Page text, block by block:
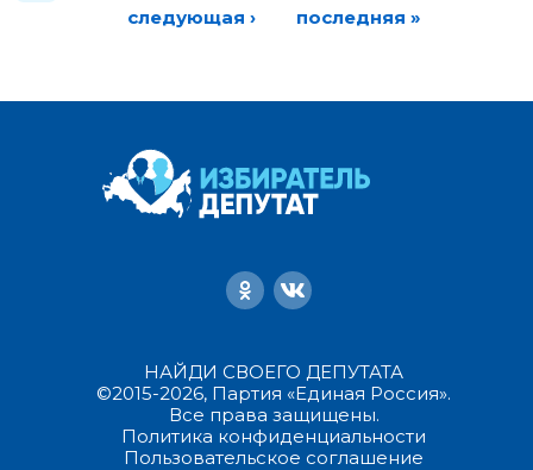
следующая ›
последняя »
НАЙДИ СВОЕГО ДЕПУТАТА
©2015-2026, Партия «Единая Россия».
Все права защищены.
Политика конфиденциальности
Пользовательское соглашение